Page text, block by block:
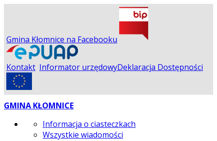
Gmina Kłomnice na Facebooku
Kontakt Informator urzędowyDeklaracja Dostępności
GMINA KŁOMNICE
Informacja o ciasteczkach
Wszystkie wiadomości